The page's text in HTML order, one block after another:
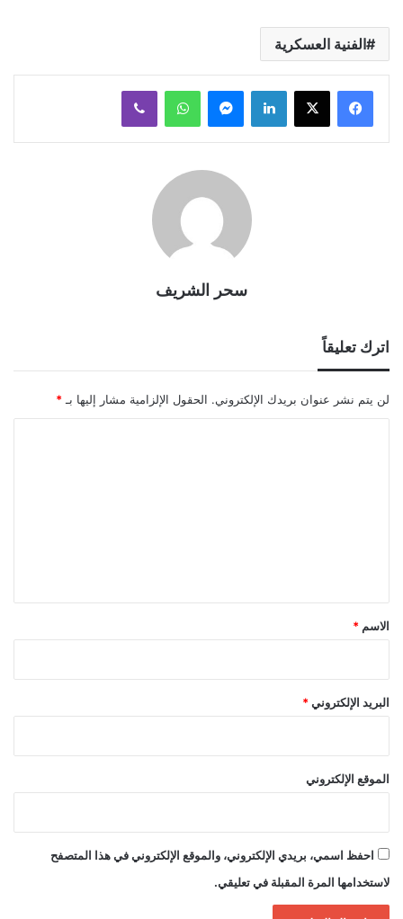
الفنية العسكرية
لينكدإن ماسنجر واتساب ڤايبر
سحر الشريف
اترك تعليقاً
لن يتم نشر عنوان بريدك الإلكتروني. الحقول الإلزامية مشار إليها بـ *
*
الاسم *
البريد الإلكتروني *
الموقع الإلكتروني
احفظ اسمي، بريدي الإلكتروني، والموقع الإلكتروني في هذا المتصفح
لاستخدامها المرة المقبلة في تعليقي.